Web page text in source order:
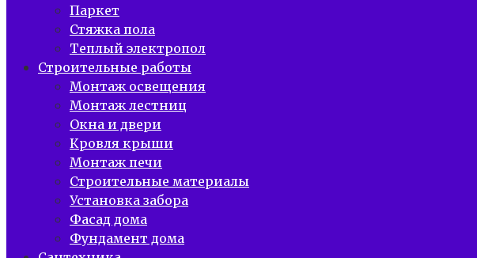
Паркет
Стяжка пола
Теплый электропол
Строительные работы
Монтаж освещения
Монтаж лестниц
Окна и двери
Кровля крыши
Монтаж печи
Строительные материалы
Установка забора
Фасад дома
Фундамент дома